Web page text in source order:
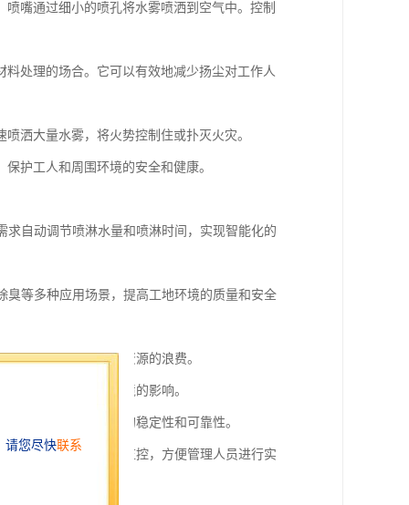
嘴通过细小的喷孔将水雾喷洒到空气中。控制
处理的场合。它可以有效地减少扬尘对工作人
洒大量水雾，将火势控制住或扑灭火灾。
护工人和周围环境的安全和健康。
自动调节喷淋水量和喷淋时间，实现智能化的
等多种应用场景，提高工地环境的质量和安全
量的喷淋，避免水资源的浪费。
的消耗，减少对环境的影响。
整，保证喷淋效果的稳定性和可靠性。
备进行远程操作和监控，方便管理人员进行实